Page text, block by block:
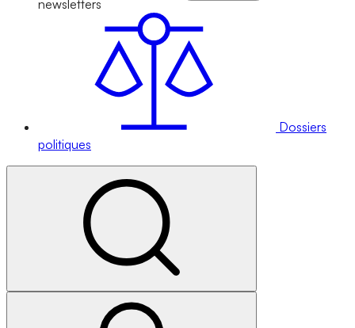
newsletters
Dossiers
politiques